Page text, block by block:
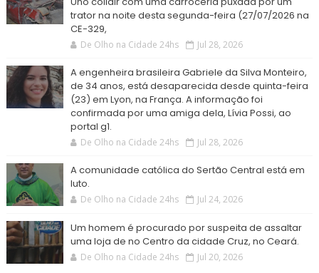
trator na noite desta segunda-feira (27/07/2026 na
CE-329,
De Olho na Cidade 24hs Jul 28, 2026
A engenheira brasileira Gabriele da Silva Monteiro,
de 34 anos, está desaparecida desde quinta-feira
(23) em Lyon, na França. A informação foi
confirmada por uma amiga dela, Lívia Possi, ao
portal g1.
De Olho na Cidade 24hs Jul 28, 2026
A comunidade católica do Sertão Central está em
luto.
De Olho na Cidade 24hs Jul 24, 2026
Um homem é procurado por suspeita de assaltar
uma loja de no Centro da cidade Cruz, no Ceará.
De Olho na Cidade 24hs Jul 20, 2026